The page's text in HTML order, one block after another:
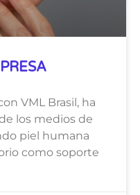
VML Brasil, ha
los medios de
piel humana
como soporte